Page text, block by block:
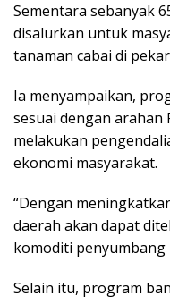
Sementara sebanyak
disalurkan untuk
tanaman cabai di
Ia menyampaikan,
sesuai dengan arahan
melakukan
ekonomi masyarakat.
“Dengan
daerah akan dapat
komoditi penyumbang
Selain itu, program